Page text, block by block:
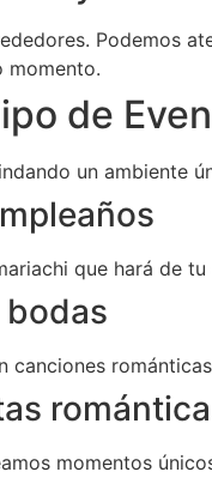
Podemos
momento.
de
un ambiente
que hará de
momentos